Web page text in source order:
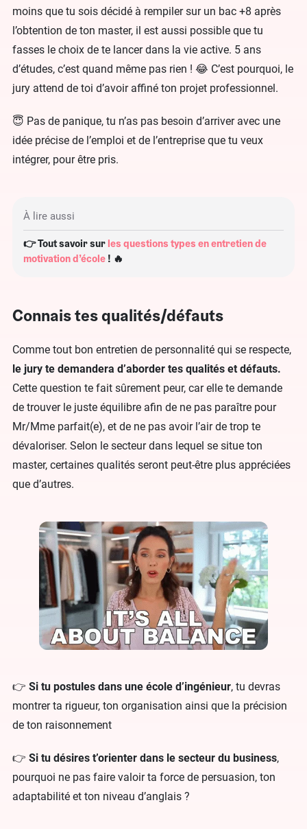
moins que tu sois décidé à rempiler sur un bac +8 après
l’obtention de ton master, il est aussi possible que tu
fasses le choix de te lancer dans la vie active. 5 ans
d’études, c’est quand même pas rien ! 😂 C’est pourquoi, le
jury attend de toi d’avoir affiné ton projet professionnel.
😇 Pas de panique, tu n’as pas besoin d’arriver avec une
idée précise de l’emploi et de l’entreprise que tu veux
intégrer, pour être pris.
À lire aussi
👉 Tout savoir sur les questions types en entretien de
motivation d’école ! 🔥
Connais tes qualités/défauts
Comme tout bon entretien de personnalité qui se respecte,
le jury te demandera d’aborder tes qualités et défauts.
Cette question te fait sûrement peur, car elle te demande
de trouver le juste équilibre afin de ne pas paraître pour
Mr/Mme parfait(e), et de ne pas avoir l’air de trop te
dévaloriser. Selon le secteur dans lequel se situe ton
master, certaines qualités seront peut-être plus appréciées
que d’autres.
👉 Si tu postules dans une école d’ingénieur, tu devras
montrer ta rigueur, ton organisation ainsi que la précision
de ton raisonnement
👉 Si tu désires t’orienter dans le secteur du business,
pourquoi ne pas faire valoir ta force de persuasion, ton
adaptabilité et ton niveau d’anglais ?